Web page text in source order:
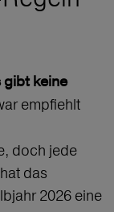
gibt keine
empfiehlt
doch jede
das
2026 eine